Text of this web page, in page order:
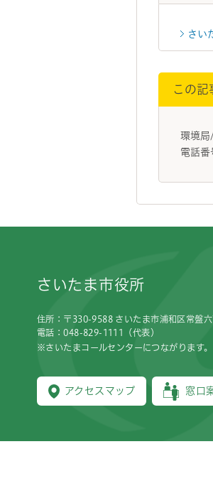
さい
この記
環境
電話
さいたま市役所
住所：〒330-9588 さいたま市浦和区常盤
電話：048-829-1111（代表）
※さいたまコールセンターにつながります。
アクセスマップ 窓口